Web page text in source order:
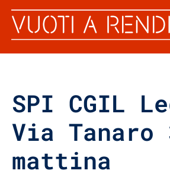
SPI CGIL
Via Tanaro
mattina